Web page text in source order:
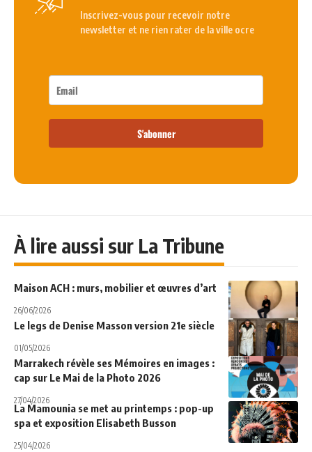
Inscrivez-vous pour recevoir notre
newsletter et ne rien rater de la ville ocre
S'abonner
À lire aussi sur La Tribune
Maison ACH : murs, mobilier et œuvres d’art
26/06/2026
Le legs de Denise Masson version 21e siècle
01/05/2026
Marrakech révèle ses Mémoires en images :
cap sur Le Mai de la Photo 2026
27/04/2026
La Mamounia se met au printemps : pop-up
spa et exposition Elisabeth Busson
25/04/2026